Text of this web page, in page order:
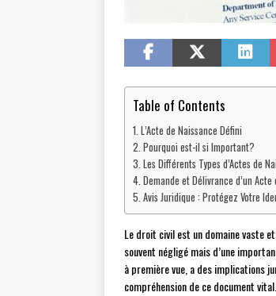
Table of Contents
L’Acte de Naissance Défini
Pourquoi est-il si Important?
Les Différents Types d’Actes de
Demande et Délivrance d’un Acte
Avis Juridique : Protégez Votre
Le droit civil est un domaine vaste
souvent négligé mais d’une
à première vue, a des implications
compréhension de ce document vital.